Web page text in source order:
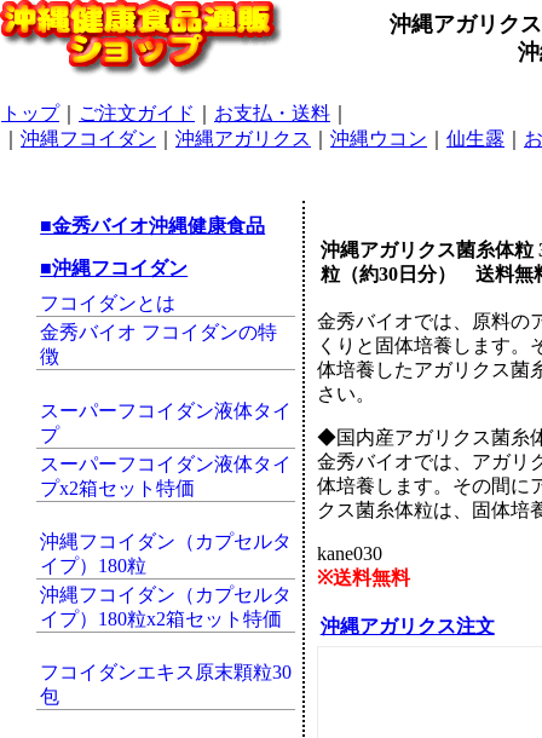
沖縄アガリク
トップ｜ ご注文ガイド お支払・送料
沖縄フコイダン 沖縄アガリクス 沖縄ウコン 仙生露
■金秀バイオ沖縄健康食品
■沖縄フコイダン
フコイダンとは
金秀バイオ フコイダンの特
徴
スーパーフコイダン液体タイ
プ
スーパーフコイダン液体タイ
プx2箱セット特価
沖縄フコイダン（カプセルタ
イプ）180粒
沖縄フコイダン（カプセルタ
イプ）180粒x2箱セット特価
フコイダンエキス原末顆粒30
包
沖縄アガリクス菌糸体粒
粒（約30日分） 送料無
金秀バイオでは、原料の
くりと固体培養します。
体培養したアガリクス菌
さい。
◆国内産アガリクス菌糸
金秀バイオでは、アガリ
体培養します。その間に
クス菌糸体粒は、固体培
kane030
※送料無料
沖縄アガリクス注文